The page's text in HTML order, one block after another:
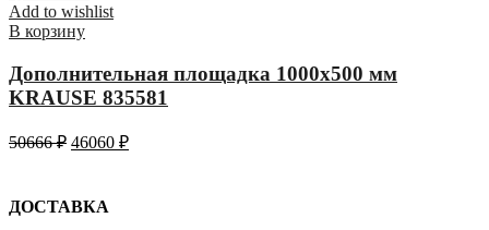
Add to wishlist
В корзину
Дополнительная площадка 1000х500 мм
KRAUSE 835581
50666₽ 46060 ₽
ДОСТАВКА